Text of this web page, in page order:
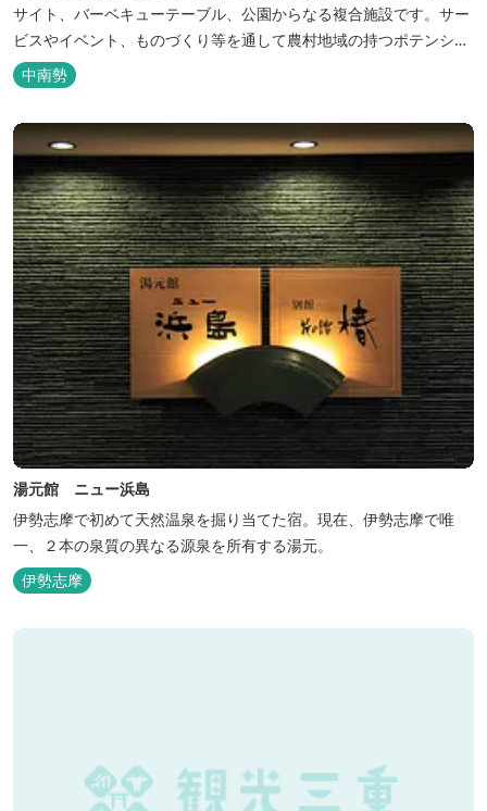
サイト、バーベキューテーブル、公園からなる複合施設です。サー
ビスやイベント、ものづくり等を通して農村地域の持つポテンシャ
ルを発信しています。 めだかやタガメなど水生生物が生息し、初夏
にはホタルが飛び交う「メダカ池」や、約９０００本のあじさいが
植えられた「あじさいの小径」を散策し、遠い昔に過ごした懐かし
い田舎にタイムスリップしてみま...
中南勢
湯元館 ニュー浜島
伊勢志摩で初めて天然温泉を掘り当てた宿。現在、伊勢志摩で唯
一、２本の泉質の異なる源泉を所有する湯元。
伊勢志摩